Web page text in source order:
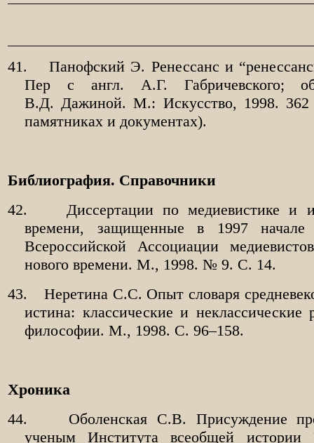
41.
Панофский Э. Ренессанс и
Пер с англ. А.Г. Габричевского;
В.Д. Дажиной. М.: Искусство, 1998. 362
памятниках и документах).
Библиография. Справочники
42.
Диссертации по медиевистике и
времени, защищенные в 1997
Всероссийской Ассоциации
нового времени. М., 1998. № 9. С. 14.
43.
Неретина С.С. Опыт словаря
истина: классические и
философии. М., 1998. С. 96–158.
Хроника
44.
Оболенская С.В. Присуждение
ученым Института всеобщей